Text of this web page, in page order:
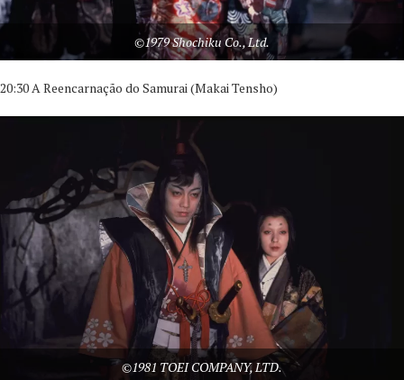
©1979 Shochiku Co., Ltd.
20:30 A Reencarnação do Samurai (Makai Tensho)
©1981 TOEI COMPANY, LTD.